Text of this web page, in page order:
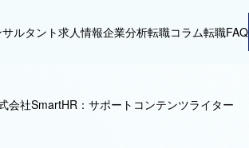
ルタント求人情報企業分析転職コラム転職FAQ
会社SmartHR：サポートコンテンツライター